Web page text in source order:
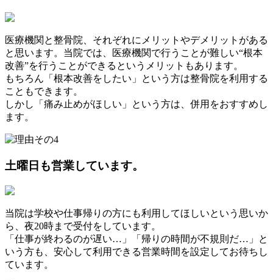
医療機関と整骨院、それぞれにメリットやデメリットがある
と思います。当院では、医療機関で行うことが難しい“根本
改善”を行うことができるというメリットもあります。
もちろん「根本改善をしたい」という方は整骨院を利用する
こともできます。
しかし「痛み止めがほしい」という方は、併用をおすすめし
ます。
土曜日 も営業しています。
当院は学校や仕事帰りの方にも利用してほしいという思いか
ら、夜20時まで受付をしています。
「仕事が終わるのが遅い…」「帰りの時間が不規則だ…」と
いう方も、安心して利用できる営業時間を設定してお待ちし
ています。